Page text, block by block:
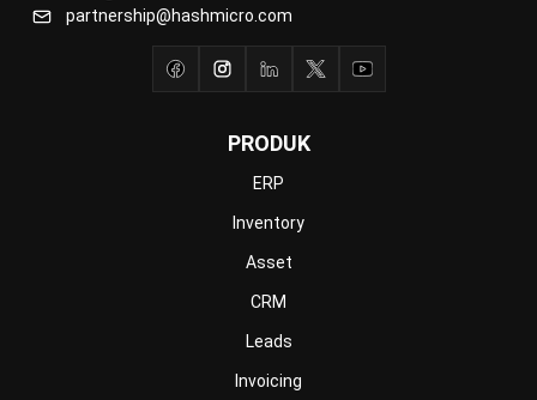
Construction
Engineering
Mining
© BusinessTech by Hashmicro
Tentang Kami